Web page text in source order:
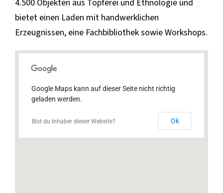
4.500 Objekten aus Töpferei und Ethnologie und
bietet einen Laden mit handwerklichen
Erzeugnissen, eine Fachbibliothek sowie Workshops.
Google Maps kann auf dieser Seite nicht richtig
geladen werden.
Bist du Inhaber dieser Website? Ok